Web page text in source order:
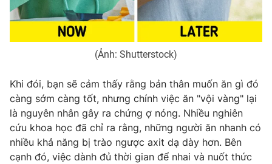
(Ảnh: Shutterstock)
Khi đói, bạn sẽ cảm thấy rằng bản thân muốn ăn gì đó
càng sớm càng tốt, nhưng chính việc ăn "vội vàng" lại
là nguyên nhân gây ra chứng ợ nóng. Nhiều nghiên
cứu khoa học đã chỉ ra rằng, những người ăn nhanh có
nhiều khả năng bị trào ngược axit dạ dày hơn. Bên
cạnh đó, việc dành đủ thời gian để nhai và nuốt thức